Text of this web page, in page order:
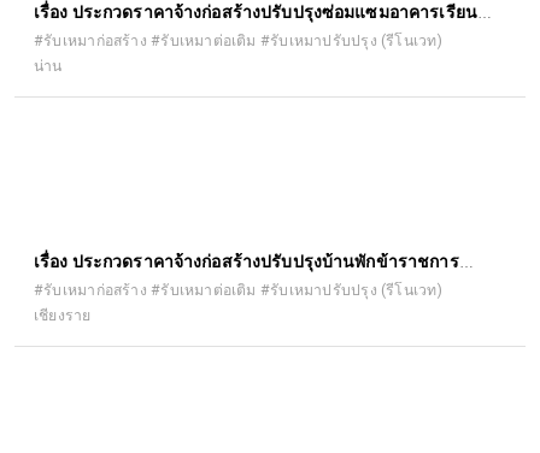
เรื่อง ประกวดราคาจ้างก่อสร้างปรับปรุงซ่อมแซมอาคารเรียน
อาคารประกอบ และสิ่งก่อสร้างอื่น ด้วยวิธีประกวดราคา
อิเล็กทรอนิกส์ (e-bidding)
#รับเหมาก่อสร้าง #รับเหมาต่อเติม #รับเหมาปรับปรุง (รีโนเวท)
น่าน
เรื่อง ประกวดราคาจ้างก่อสร้างปรับปรุงบ้านพักข้าราชการ
สำนักงานอัยการจังหวัดเชียงราย ด้วยวิธีประกวดราคา
อิเล็กทรอนิกส์ (e-bidding)
#รับเหมาก่อสร้าง #รับเหมาต่อเติม #รับเหมาปรับปรุง (รีโนเวท)
เชียงราย